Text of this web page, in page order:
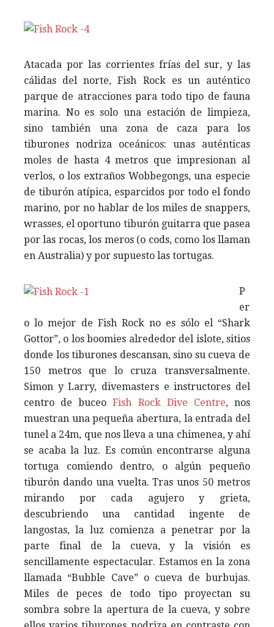
Atacada por las corrientes frías del sur, y las
cálidas del norte, Fish Rock es un auténtico
parque de atracciones para todo tipo de fauna
marina. No es solo una estación de limpieza,
sino también una zona de caza para los
tiburones nodriza oceánicos: unas auténticas
moles de hasta 4 metros que impresionan al
verlos, o los extraños Wobbegongs, una especie
de tiburón atípica, esparcidos por todo el fondo
marino, por no hablar de los miles de snappers,
wrasses, el oportuno tiburón guitarra que pasea
por las rocas, los meros (o cods, como los llaman
en Australia) y por supuesto las tortugas.
P
er
o lo mejor de Fish Rock no es sólo el “Shark
Gottor”, o los boomies alrededor del islote, sitios
donde los tiburones descansan, sino su cueva de
150 metros que lo cruza transversalmente.
Simon y Larry, divemasters e instructores del
centro de buceoFish Rock Dive Centre, nos
muestran una pequeña abertura, la entrada del
tunel a 24m, que nos lleva a una chimenea, y ahí
se acaba la luz. Es común encontrarse alguna
tortuga comiendo dentro, o algún pequeño
tiburón dando una vuelta. Tras unos 50 metros
mirando por cada agujero y grieta,
descubriendo una cantidad ingente de
langostas, la luz comienza a penetrar por la
parte final de la cueva, y la visión es
sencillamente espectacular. Estamos en la zona
llamada “Bubble Cave” o cueva de burbujas.
Miles de peces de todo tipo proyectan su
sombra sobre la apertura de la cueva, y sobre